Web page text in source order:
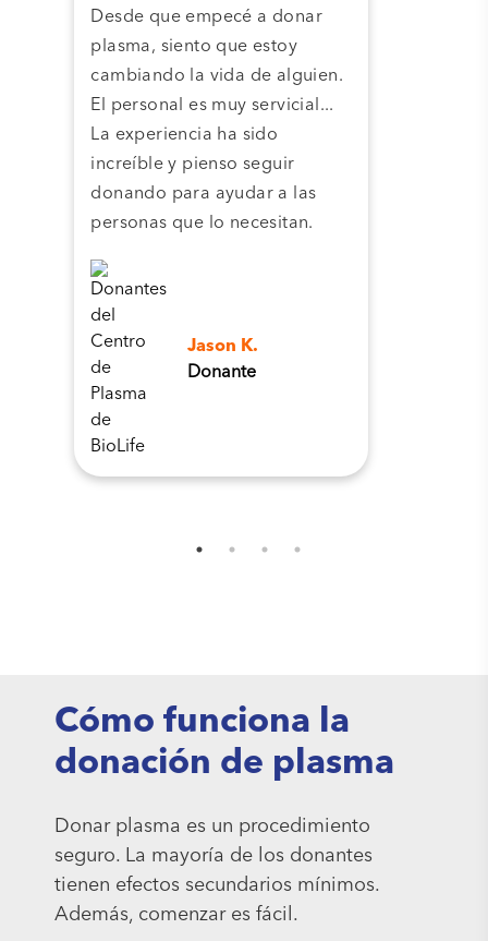
Desde que empecé a donar
plasma, siento que estoy
cambiando la vida de alguien.
El personal es muy servicial...
La experiencia ha sido
increíble y pienso seguir
donando para ayudar a las
personas que lo necesitan.
Jason K.
Donante
Cómo funciona la
donación de plasma
Donar plasma es un procedimiento
seguro. La mayoría de los donantes
tienen efectos secundarios mínimos.
Además, comenzar es fácil.